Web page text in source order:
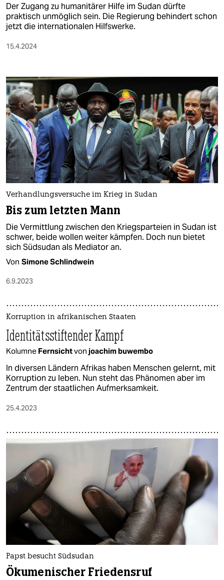
Der Zugang zu humanitärer Hilfe im Sudan dürfte
praktisch unmöglich sein. Die Regierung behindert schon
jetzt die internationalen Hilfswerke.
15.4.2024
Verhandlungsversuche im Krieg in Sudan
Bis zum letzten Mann
Die Vermittlung zwischen den Kriegsparteien in Sudan ist
schwer, beide wollen weiter kämpfen. Doch nun bietet
sich Südsudan als Mediator an.
Von Simone Schlindwein
6.9.2023
Korruption in afrikanischen Staaten
Identitätsstiftender Kampf
Kolumne Fernsichtvon joachim buwembo
In diversen Ländern Afrikas haben Menschen gelernt, mit
Korruption zu leben. Nun steht das Phänomen aber im
Zentrum der staatlichen Aufmerksamkeit.
25.4.2023
Papst besucht Südsudan
Ökumenischer Friedensruf